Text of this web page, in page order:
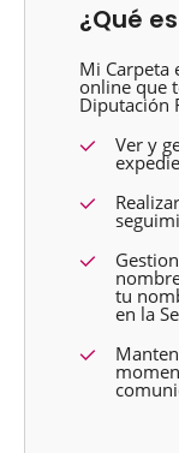
¿Qué
Mi Carpeta
online que
Diputación
Ver y
tu
en la